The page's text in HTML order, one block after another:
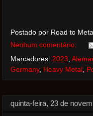
Postado por Road to
Nenhum comentário:
Marcadores: 2023,
Germany, Heavy Metal ,
quinta-feira, 23 de